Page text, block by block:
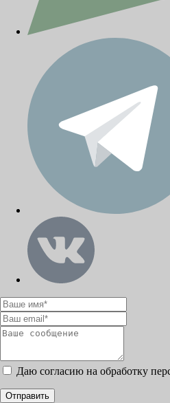
Даю согласию на обработку
Отправить